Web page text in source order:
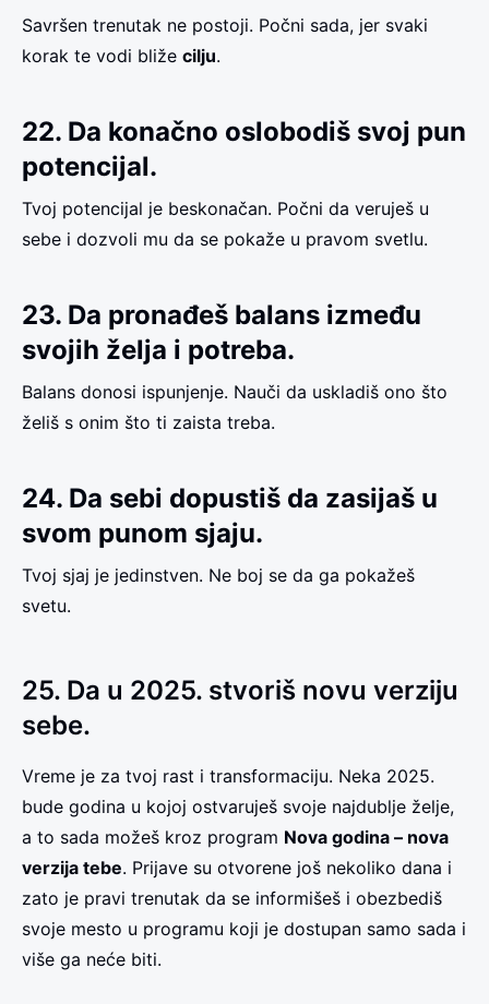
Savršen trenutak ne postoji. Počni sada, jer svaki
korak te vodi bliže cilju.
22. Da konačno oslobodiš svoj pun
potencijal.
Tvoj potencijal je beskonačan. Počni da veruješ u
sebe i dozvoli mu da se pokaže u pravom svetlu.
23. Da pronađeš balans između
svojih želja i potreba.
Balans donosi ispunjenje. Nauči da uskladiš ono što
želiš s onim što ti zaista treba.
24. Da sebi dopustiš da zasijaš u
svom punom sjaju.
Tvoj sjaj je jedinstven. Ne boj se da ga pokažeš
svetu.
25. Da u 2025. stvoriš novu verziju
sebe.
Vreme je za tvoj rast i transformaciju. Neka 2025.
bude godina u kojoj ostvaruješ svoje najdublje želje,
a to sada možeš kroz program Nova godina – nova
verzija tebe. Prijave su otvorene još nekoliko dana i
zato je pravi trenutak da se informišeš i obezbediš
svoje mesto u programu koji je dostupan samo sada i
više ga neće biti.